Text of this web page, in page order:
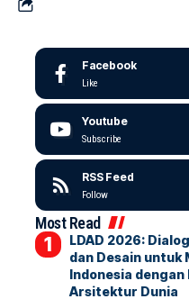
Facebook
Like
Youtube
Subscribe
RSS Feed
Follow
Most Read
LDAD 2026:
dan Desain untuk
Indonesia
Arsitektur Dunia